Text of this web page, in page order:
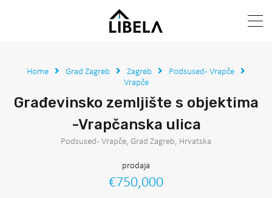
Home Grad Zagreb Zagreb
Podsused - Vrapče
Vrapče
Građevinsko zemljište s objektima
-Vrapčanska ulica
Podsused - Vrapče, Grad Zagreb, Hrvatska
prodaja
€750,000